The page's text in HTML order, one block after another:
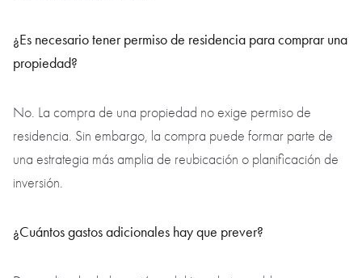
¿Es necesario tener permiso de residencia para comprar una
propiedad?
No. La compra de una propiedad no exige permiso de
residencia. Sin embargo, la compra puede formar parte de
una estrategia más amplia de reubicación o planificación de
inversión.
¿Cuántos gastos adicionales hay que prever?